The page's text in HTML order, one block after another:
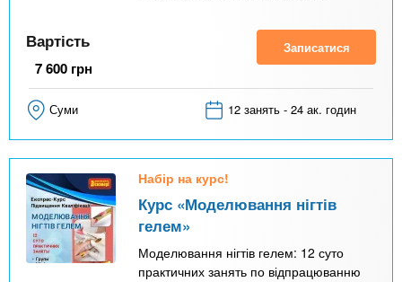
Вартість
7 600 грн
Записатися
Суми 12 занять - 24 ак. годин
Набір на курс!
Курс «Моделювання нігтів
гелем»
Моделювання нігтів гелем: 12 суто
практичних занять по відпрацюванню